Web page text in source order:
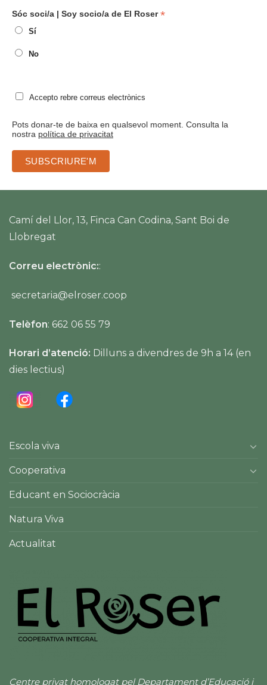
Sóc soci/a | Soy socio/a de El Roser*
Sí
No
Accepto rebre correus electrònics
Pots donar-te de baixa en qualsevol moment. Consulta la
nostra política de privacitat
Camí del Llor, 13, Finca Can Codina, Sant Boi de
Llobregat
Correu electrònic::
secretaria@elroser.coop
Telèfon: 662 06 55 79
Horari d’atenció: Dilluns a divendres de 9h a 14 (en
dies lectius)
Escola viva
Cooperativa
Educant en Sociocràcia
Natura Viva
Actualitat
Centre privat homologat pel Departament d’Educació i